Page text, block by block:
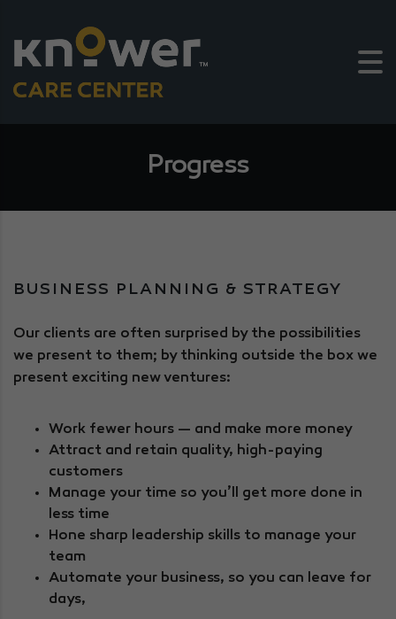
Progress
BUSINESS PLANNING & STRATEGY
Our clients are often surprised by the possibilities
we present to them; by thinking outside the box we
present exciting new ventures:
Work fewer hours — and make more money
Attract and retain quality, high-paying
customers
Manage your time so you’ll get more done in
less time
Hone sharp leadership skills to manage your
team
Automate your business, so you can leave for
days,